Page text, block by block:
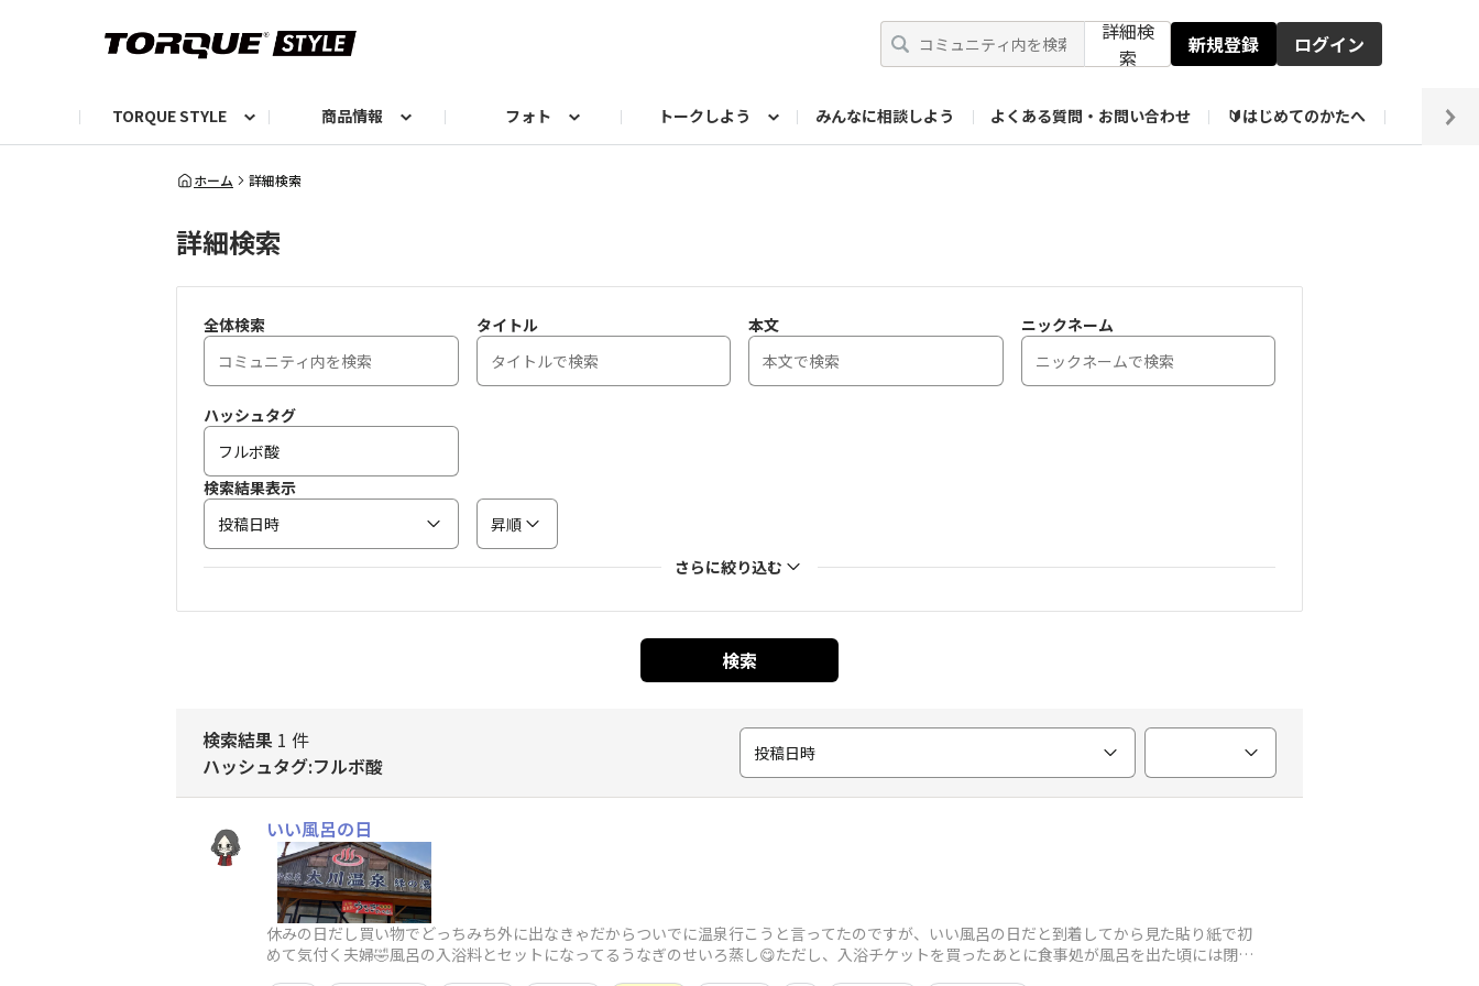
詳細検
索
新規登録 ログイン
TORQUE STYLE
お知らせ TORQUIZ【投票企画】
商品情報
TORQUEニュース
フォト
TORQUEフォト
トークしよう
自己紹介しよう
みんなに相談しよう よくある質問・お問い合わせ 🔰はじめてのかたへ 編集
編集部の日常フォト
ホーム 詳細検索
詳細検索
全体検索 タイトル 本文 ニックネーム
ハッシュタグ
検索結果表示
投稿日時
昇順
さらに絞り込む
検索
検索結果 1 件
ハッシュタグ:フルボ酸
投稿日時
いい風呂の日
休みの日だし買い物でどっちみち外に出なきゃだからついでに温泉行こうと言ってたのですが、いい風呂の日だと到着してから見た貼り紙で初
めて気付く夫婦🤣風呂の入浴料とセットになってるうなぎのせいろ蒸し😋ただし、入浴チケットを買ったあとに食事処が風呂を出た頃には閉ま